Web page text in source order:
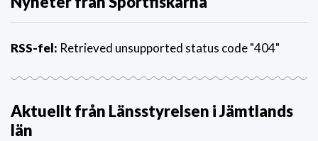
RSS-fel: Retrieved unsupported status code "404"
Aktuellt från Länsstyrelsen i Jämtlands
län